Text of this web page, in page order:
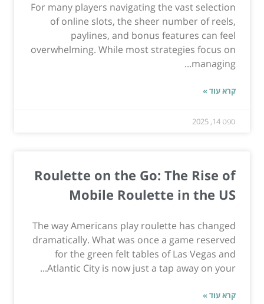
For many players navigating the vast selection
of online slots, the sheer number of reels,
paylines, and bonus features can feel
overwhelming. While most strategies focus on
managing...
קרא עוד »
ספט 14, 2025
Roulette on the Go: The Rise of
Mobile Roulette in the US
The way Americans play roulette has changed
dramatically. What was once a game reserved
for the green felt tables of Las Vegas and
Atlantic City is now just a tap away on your...
קרא עוד »